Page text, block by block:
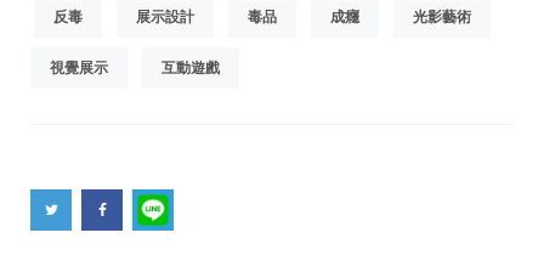
反毒 展示設計 毒品 成癮 光影藝術
視覺展示 互動遊戲